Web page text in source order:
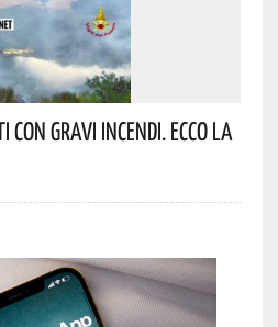
Gravi Incendi. Ecco La